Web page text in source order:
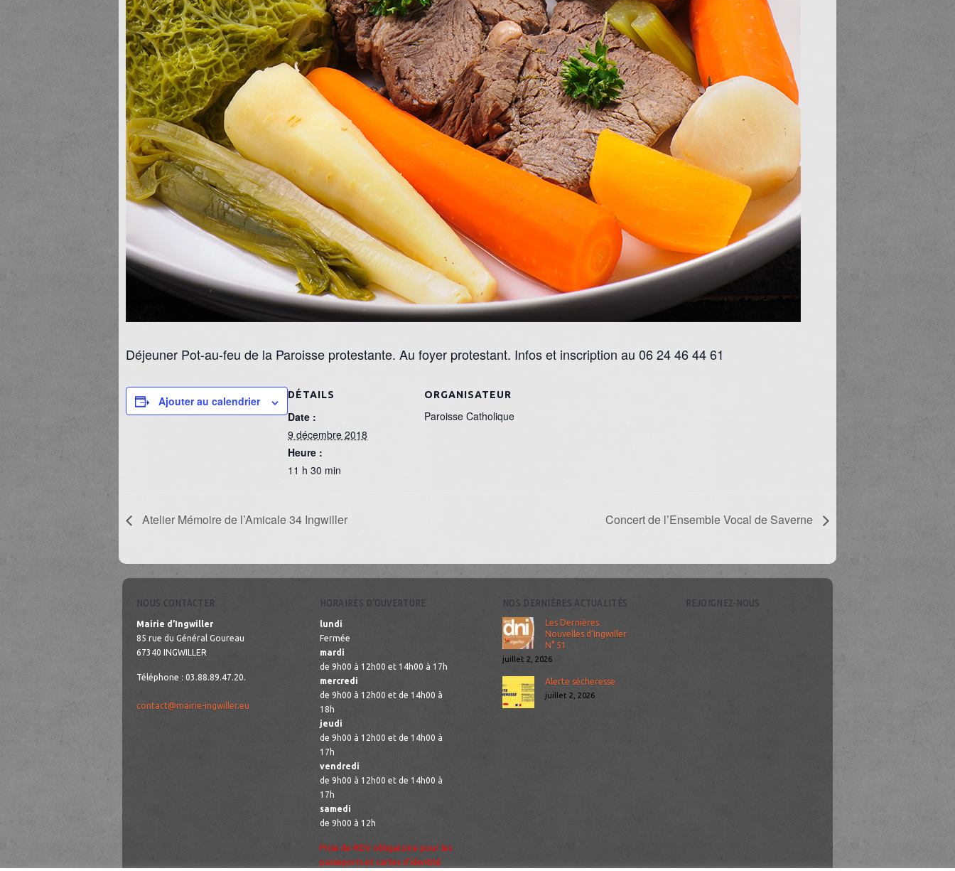
Déjeuner Pot-au-feu de la Paroisse protestante. Au foyer protestant. Infos et inscription au 06 24 46 44 61
Ajouter au calendrier DÉTAILS
Date :
9 décembre 2018
Heure :
11 h 30 min
ORGANISATEUR
Paroisse Catholique
Atelier Mémoire de l’Amicale 34 Ingwiller Concert de l’Ensemble Vocal de Saverne
NOUS CONTACTER
Mairie d’Ingwiller
85 rue du Général Goureau
67340 INGWILLER
Téléphone : 03.88.89.47.20.
contact@mairie-ingwiller.eu
HORAIRES D’OUVERTURE
lundi
Fermée
mardi
de 9h00 à 12h00 et 14h00 à 17h
mercredi
de 9h00 à 12h00 et de 14h00 à
18h
jeudi
de 9h00 à 12h00 et de 14h00 à
17h
vendredi
de 9h00 à 12h00 et de 14h00 à
17h
samedi
de 9h00 à 12h
Prise de RDV obligatoire pour les
passeports et cartes d’identité
NOS DERNIÈRES ACTUALITÉS
Les Dernières
Nouvelles d’Ingwiller
N° 51
juillet 2, 2026
Alerte sécheresse
juillet 2, 2026
REJOIGNEZ-NOUS